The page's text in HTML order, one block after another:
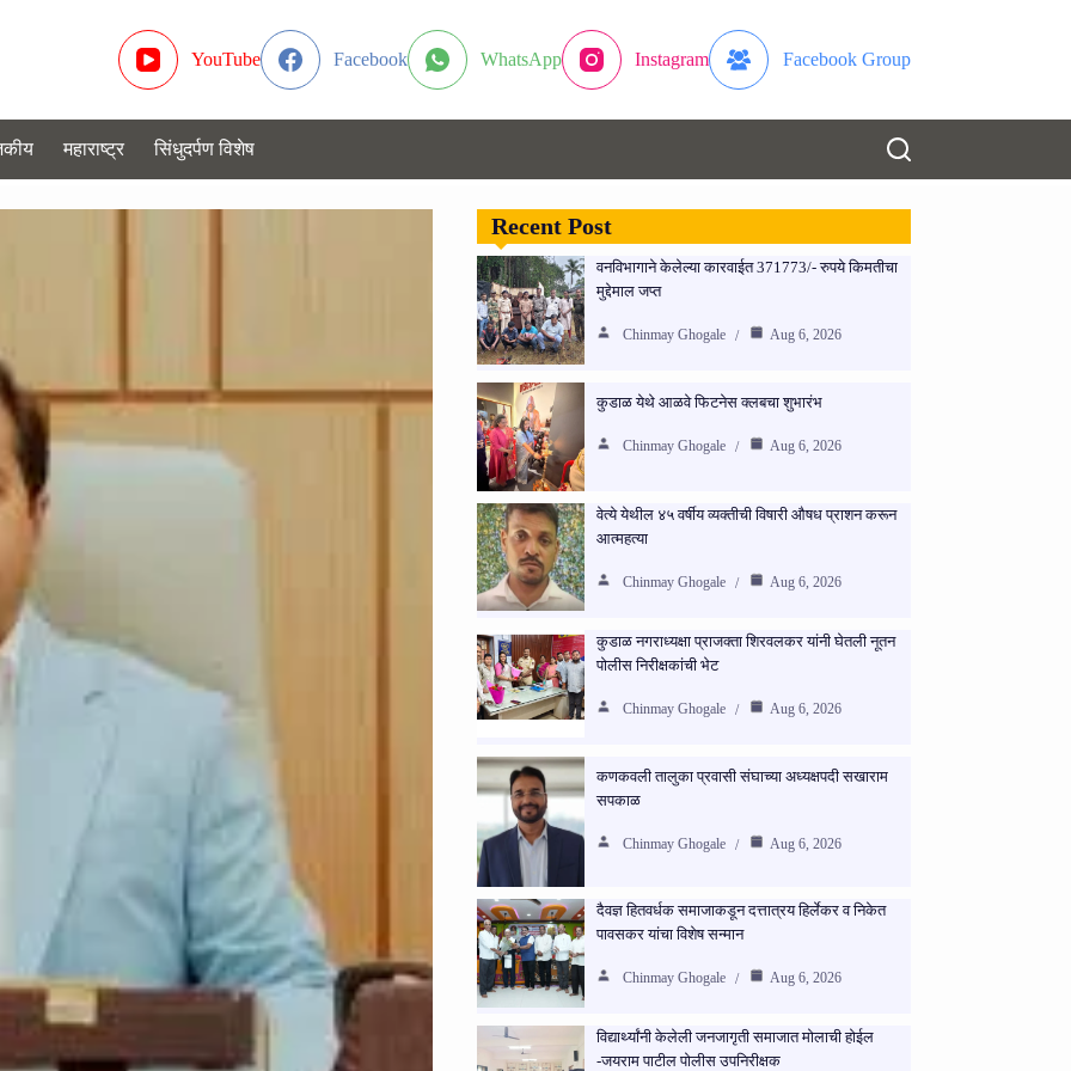
YouTube Facebook WhatsApp Instagram Facebook Group
महाराष्ट्र सिंधुदर्पण विशेष
Recent Post
वनविभागाने केलेल्या कारवाईत 371773/- रुपये किमतीचा
मुद्देमाल जप्त
Chinmay Ghogale Aug 6, 2026
कुडाळ येथे आळवे फिटनेस क्लबचा शुभारंभ
Chinmay Ghogale Aug 6, 2026
वेत्ये येथील ४५ वर्षीय व्यक्तीची विषारी औषध प्राशन करून
आत्महत्या
Chinmay Ghogale Aug 6, 2026
कुडाळ नगराध्यक्षा प्राजक्ता शिरवलकर यांनी घेतली नूतन
पोलीस निरीक्षकांची भेट
Chinmay Ghogale Aug 6, 2026
कणकवली तालुका प्रवासी संघाच्या अध्यक्षपदी सखाराम
सपकाळ
Chinmay Ghogale Aug 6, 2026
दैवज्ञ हितवर्धक समाजाकडून दत्तात्रय हिर्लेकर व निकेत
पावसकर यांचा विशेष सन्मान
Chinmay Ghogale Aug 6, 2026
विद्यार्थ्यांनी केलेली जनजागृती समाजात मोलाची होईल
-जयराम पाटील पोलीस उपनिरीक्षक